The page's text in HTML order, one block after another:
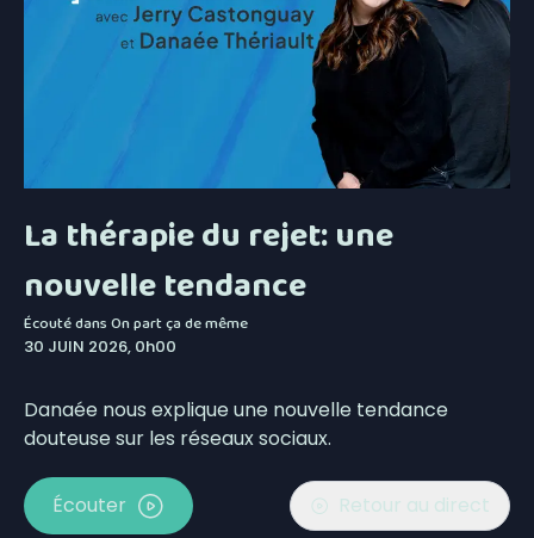
La thérapie du rejet: une
nouvelle tendance
Écouté dansOn part ça de même
30 JUIN 2026, 0h00
Danaée nous explique une nouvelle tendance
douteuse sur les réseaux sociaux.
Écouter Retour au direct